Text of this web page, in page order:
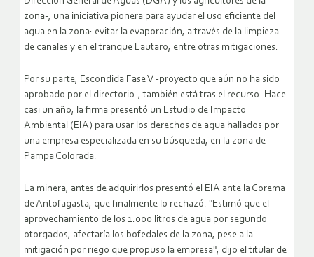
zona-, una iniciativa pionera para ayudar el uso eficiente del
agua en la zona: evitar la evaporación, a través de la limpieza
de canales y en el tranque Lautaro, entre otras mitigaciones.
Por su parte, Escondida Fase V -proyecto que aún no ha sido
aprobado por el directorio-, también está tras el recurso. Hace
casi un año, la firma presentó un Estudio de Impacto
Ambiental (EIA) para usar los derechos de agua hallados por
una empresa especializada en su búsqueda, en la zona de
Pampa Colorada.
La minera, antes de adquirirlos presentó el EIA ante la Corema
de Antofagasta, que finalmente lo rechazó. "Estimó que el
aprovechamiento de los 1.000 litros de agua por segundo
otorgados, afectaría los bofedales de la zona, pese a la
mitigación por riego que propuso la empresa", dijo el titular de